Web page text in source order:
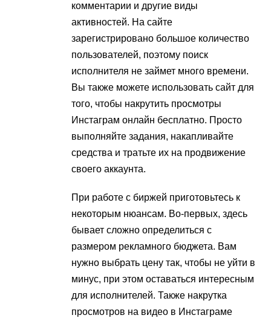
комментарии и другие виды
активностей. На сайте
зарегистрировано большое количество
пользователей, поэтому поиск
исполнителя не займет много времени.
Вы также можете использовать сайт для
того, чтобы накрутить просмотры
Инстаграм онлайн бесплатно. Просто
выполняйте задания, накапливайте
средства и тратьте их на продвижение
своего аккаунта.
При работе с биржей приготовьтесь к
некоторым нюансам. Во-первых, здесь
бывает сложно определиться с
размером рекламного бюджета. Вам
нужно выбрать цену так, чтобы не уйти в
минус, при этом оставаться интересным
для исполнителей. Также накрутка
просмотров на видео в Инстаграме